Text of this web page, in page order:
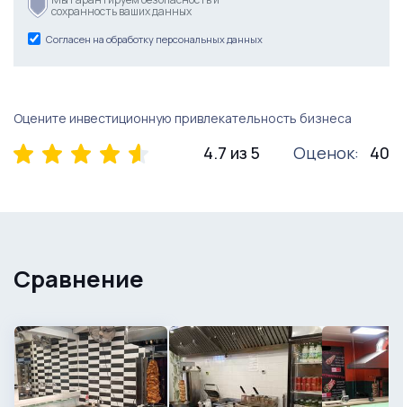
сохранность ваших данных
Согласен на обработку персональных данных
Оцените инвестиционную привлекательность бизнеса
4.7 из 5 Оценок: 40
Сравнение